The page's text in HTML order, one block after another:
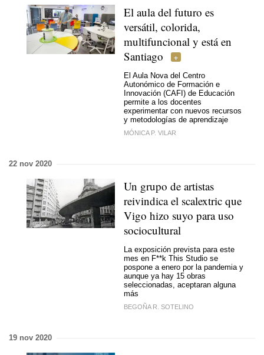
El aula del futuro es
versátil, colorida,
multifuncional y está en
Santiago
El Aula Nova del Centro
Autonómico de Formación e
Innovación (CAFI) de Educación
permite a los docentes
experimentar con nuevos recursos
y metodologías de aprendizaje
MÓNICA P. VILAR
22 nov 2020
Un grupo de artistas
reivindica el scalextric que
Vigo hizo suyo para uso
sociocultural
La exposición prevista para este
mes en F**k This Studio se
pospone a enero por la pandemia y
aunque ya hay 15 obras
seleccionadas, aceptaran alguna
más
BEGOÑA R. SOTELINO
19 nov 2020